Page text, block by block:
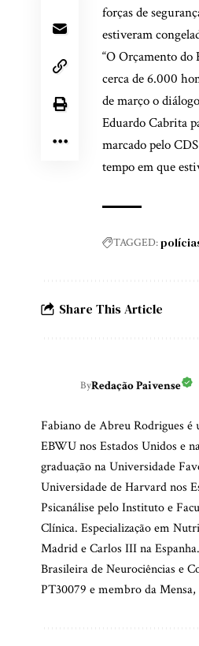
forças de
estiveram
“O Orçamento do
cerca de 6.000
de março o
Eduardo Cabrita
marcado pelo
tempo em que
TAGGED:
Share This Article
ByRedação Paivense
Fabiano de Abreu Rodrigues
EBWU nos Estados Unidos e
graduação na Universidade
Universidade de Harvard nos
Psicanálise pelo Instituto e
Clínica. Especialização em
Madrid e Carlos III na
Brasileira de Neurociências e
PT30079 e membro da Mensa,